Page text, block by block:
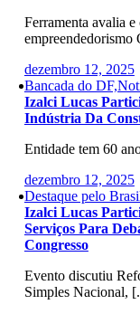
Ferramenta avalia
empreendedorismo
dezembro 12, 2025
Bancada do
Izalci Lucas
Indústria Da
Entidade tem 60
dezembro 12, 2025
Destaque pelo
Izalci Lucas
Serviços Para
Congresso
Evento discutiu
Simples Nacional,